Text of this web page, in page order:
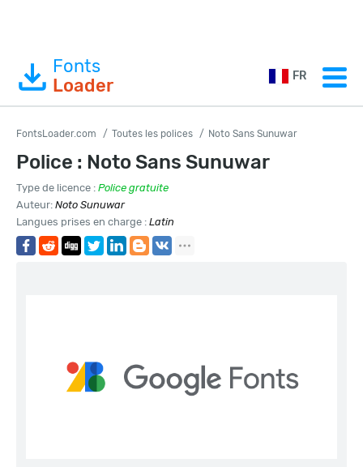
Fonts
Loader
FR
FontsLoader.com Toutes les polices Noto Sans Sunuwar
Police : Noto Sans Sunuwar
Type de licence : Police gratuite
Auteur: Noto Sunuwar
Langues prises en charge : Latin